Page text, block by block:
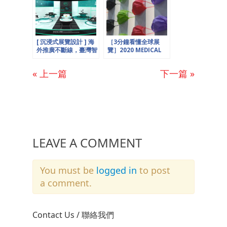
[ 沉浸式展覽設計 ] 海
外推廣不斷線，臺灣智
［3分鐘看懂全球展
覽］2020 MEDICAL
« 上一篇 下一篇 »
LEAVE A COMMENT
You must be logged in to post
a comment.
Contact Us / 聯絡我們